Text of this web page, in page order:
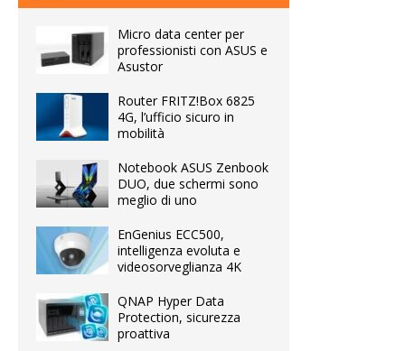
Micro data center per
professionisti con ASUS e
Asustor
Router FRITZ!Box 6825
4G, l’ufficio sicuro in
mobilità
Notebook ASUS Zenbook
DUO, due schermi sono
meglio di uno
EnGenius ECC500,
intelligenza evoluta e
videosorveglianza 4K
QNAP Hyper Data
Protection, sicurezza
proattiva